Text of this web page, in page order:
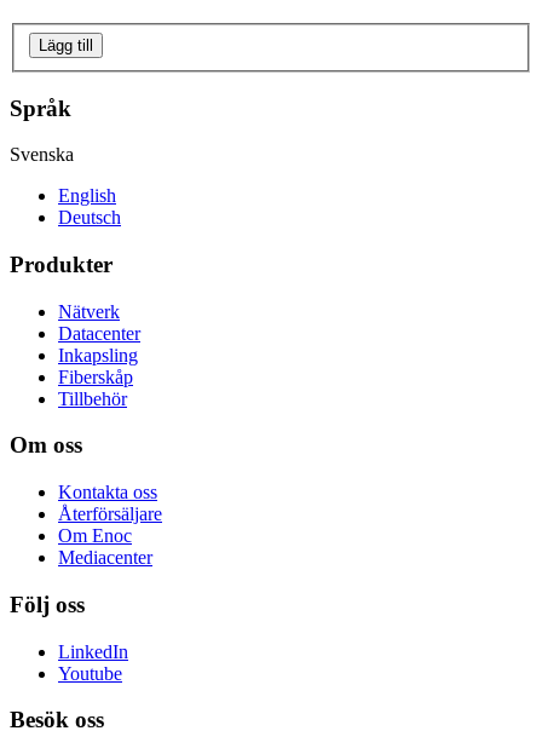
Lägg till
Språk
Svenska
English
Deutsch
Produkter
Nätverk
Datacenter
Inkapsling
Fiberskåp
Tillbehör
Om oss
Kontakta oss
Återförsäljare
Om Enoc
Mediacenter
Följ oss
LinkedIn
Youtube
Besök oss